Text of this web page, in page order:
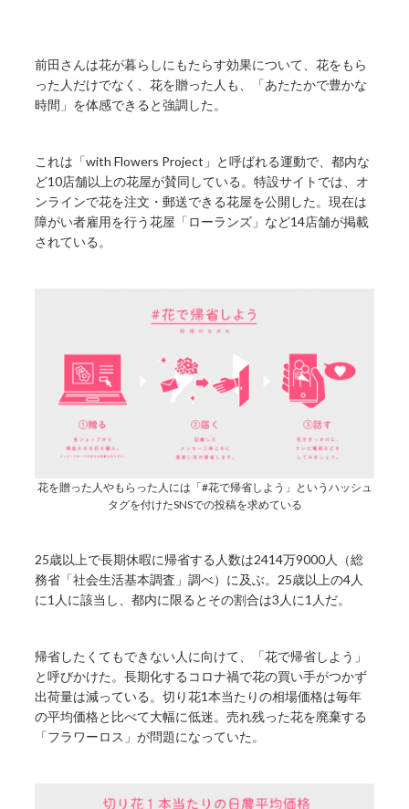
前田さんは花が暮らしにもたらす効果について、花をもら
った人だけでなく、花を贈った人も、「あたたかで豊かな
時間」を体感できると強調した。
これは「with Flowers Project」と呼ばれる運動で、都内な
ど10店舗以上の花屋が賛同している。特設サイトでは、オ
ンラインで花を注文・郵送できる花屋を公開した。現在は
障がい者雇用を行う花屋「ローランズ」など14店舗が掲載
されている。
花を贈った人やもらった人には「#花で帰省しよう」というハッシュ
タグを付けたSNSでの投稿を求めている
25歳以上で長期休暇に帰省する人数は2414万9000人（総
務省「社会生活基本調査」調べ）に及ぶ。25歳以上の4人
に1人に該当し、都内に限るとその割合は3人に1人だ。
帰省したくてもできない人に向けて、「花で帰省しよう」
と呼びかけた。長期化するコロナ禍で花の買い手がつかず
出荷量は減っている。切り花1本当たりの相場価格は毎年
の平均価格と比べて大幅に低迷。売れ残った花を廃棄する
「フラワーロス」が問題になっていた。